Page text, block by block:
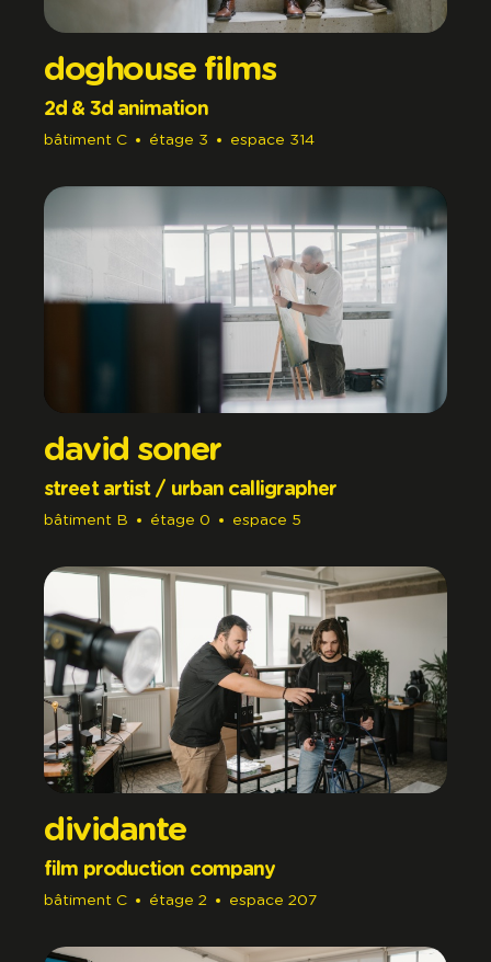
doghouse films
2d & 3d animation
bâtiment C étage 3 espace 314
david soner
street artist / urban calligrapher
bâtiment B étage 0 espace 5
dividante
film production company
bâtiment C étage 2 espace 207